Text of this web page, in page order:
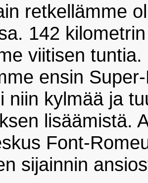
retkellämme
142
viitisen
ensin
niin kylmää ja
lisäämistä.
Font-
sijainnin